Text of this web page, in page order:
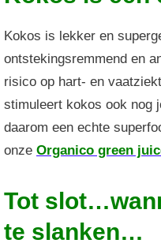
Kokos is lekker en
ontstekingsremmend en
risico op hart- en
stimuleert kokos ook nog
daarom een echte
onze Organico green
Tot
te slanken…